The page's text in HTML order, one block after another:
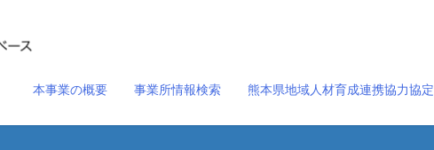
本事業の概要 事業所情報検索 熊本県地域人材育成連携協力協定